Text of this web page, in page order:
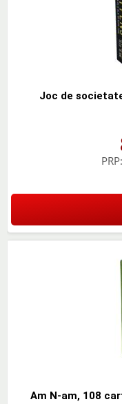
Joc de
PRP:
Am N-am, 108